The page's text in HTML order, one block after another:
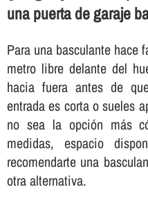
una puerta de garaje
Para una basculante hace
metro libre delante del
hacia fuera antes de
entrada es corta o sueles
no sea la opción más
medidas, espacio
recomendarte una
otra alternativa.